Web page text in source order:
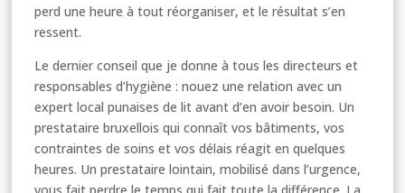
perd une heure à tout réorganiser, et le résultat s’en
ressent.
Le dernier conseil que je donne à tous les directeurs et
responsables d’hygiène : nouez une relation avec un
expert local punaises de lit avant d’en avoir besoin. Un
prestataire bruxellois qui connaît vos bâtiments, vos
contraintes de soins et vos délais réagit en quelques
heures. Un prestataire lointain, mobilisé dans l’urgence,